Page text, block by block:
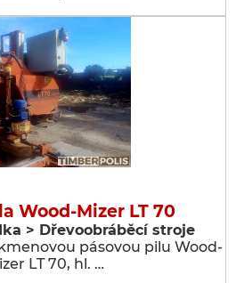
Wood-Mizer LT 70
> Dřevoobráběcí stroje
pásovou pilu Wood-
LT 70, hl. …